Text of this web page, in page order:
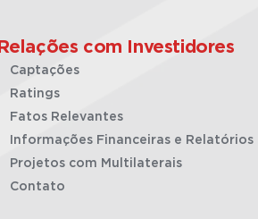
Relações com Investidores
Captações
Ratings
Fatos Relevantes
Informações Financeiras e Relatórios
Projetos com Multilaterais
Contato